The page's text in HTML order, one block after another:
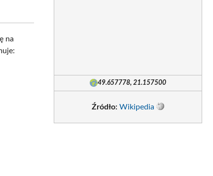
na
49.657778, 21.157500
Źródło: Wikipedia